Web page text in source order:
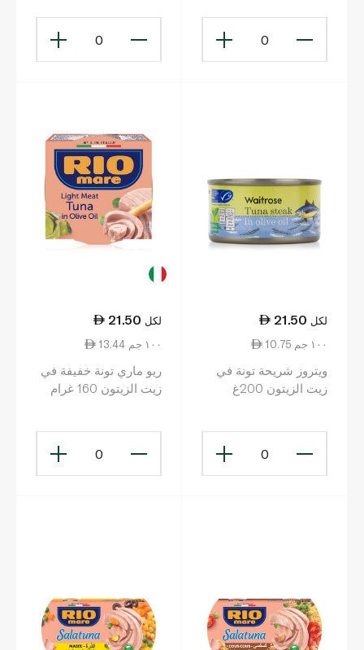
0
0
21.50 لكل
10.75 ١٠٠ جم
ويتروز شريحة تونة في
زيت الزيتون 200غ
0
21.50 لكل
13.44 ١٠٠ جم
ريو ماري تونة خفيفة في
زيت الزيتون 160 غرام
0